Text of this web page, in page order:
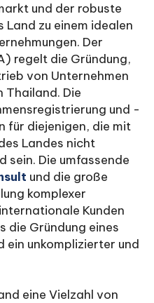
und der robuste
zu einem idealen
Der
regelt die Gründung,
von Unternehmen
Thailand. Die
und -
für diejenigen, die mit
Landes nicht
sein. Die umfassende
und die große
komplexer
Kunden
die Gründung eines
ein unkomplizierter und
eine Vielzahl von